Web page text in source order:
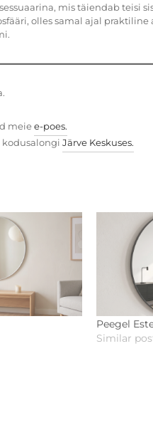
mis täiendab teisi
olles samal ajal
meiee-poes.
kodusalongi Järve Keskuses.
Peegel
Similar